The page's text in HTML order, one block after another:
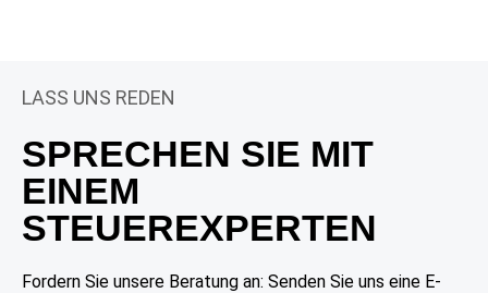
LASS UNS REDEN
SPRECHEN SIE MIT
EINEM
STEUEREXPERTEN
Fordern Sie unsere Beratung an: Senden Sie uns eine E-